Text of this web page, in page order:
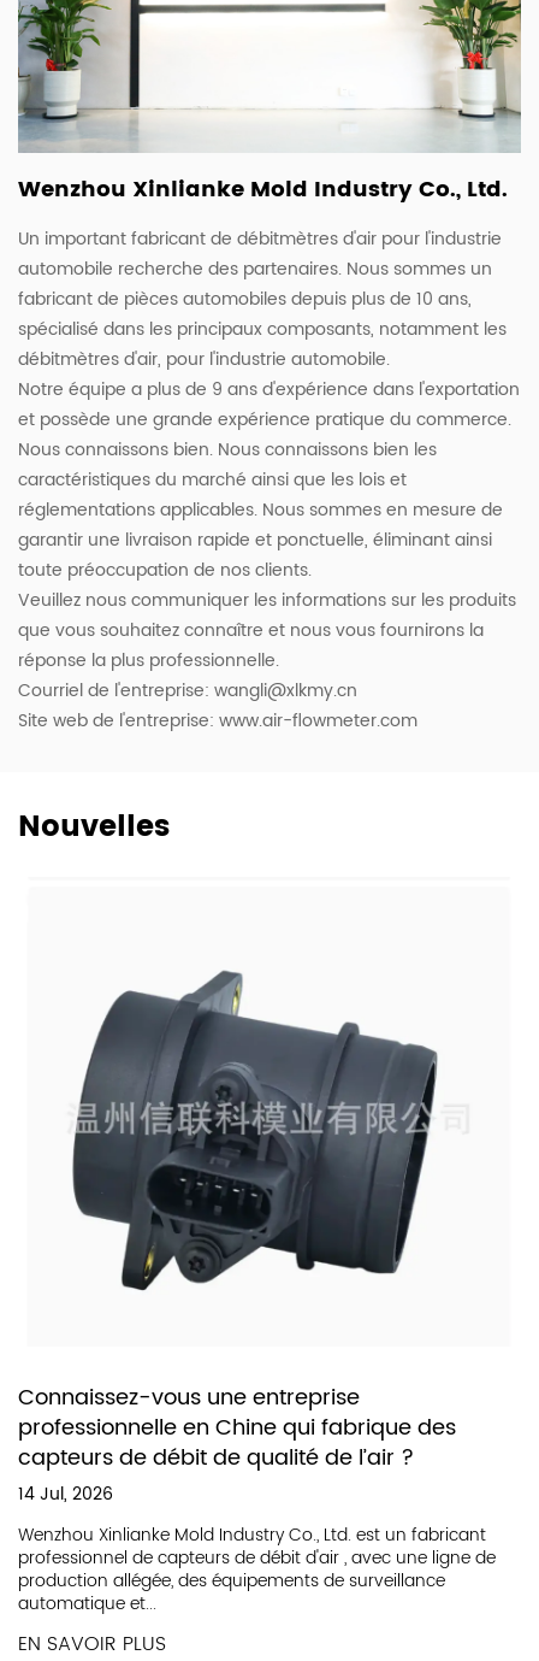
Wenzhou Xinlianke Mold Industry Co., Ltd.
Un important fabricant de débitmètres d'air pour l'industrie
automobile recherche des partenaires. Nous sommes un
fabricant de pièces automobiles depuis plus de 10 ans,
spécialisé dans les principaux composants, notamment les
débitmètres d'air, pour l'industrie automobile.
Notre équipe a plus de 9 ans d'expérience dans l'exportation
et possède une grande expérience pratique du commerce.
Nous connaissons bien. Nous connaissons bien les
caractéristiques du marché ainsi que les lois et
réglementations applicables. Nous sommes en mesure de
garantir une livraison rapide et ponctuelle, éliminant ainsi
toute préoccupation de nos clients.
Veuillez nous communiquer les informations sur les produits
que vous souhaitez connaître et nous vous fournirons la
réponse la plus professionnelle.
Courriel de l'entreprise: wangli@xlkmy.cn
Site web de l'entreprise: www.air-flowmeter.com
Nouvelles
vous une entreprise
en Chine qui fabrique des
de débit de qualité de l’air ?
Jul, 2026
Xinlianke Mold Industry Co., Ltd. est un fabricant
de capteurs de débit d'air , avec une ligne de
allégée, des équipements de surveillance
et...
SAVOIR PLUS